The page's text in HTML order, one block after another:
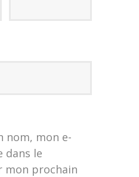
nom, mon e-
dans le
mon prochain